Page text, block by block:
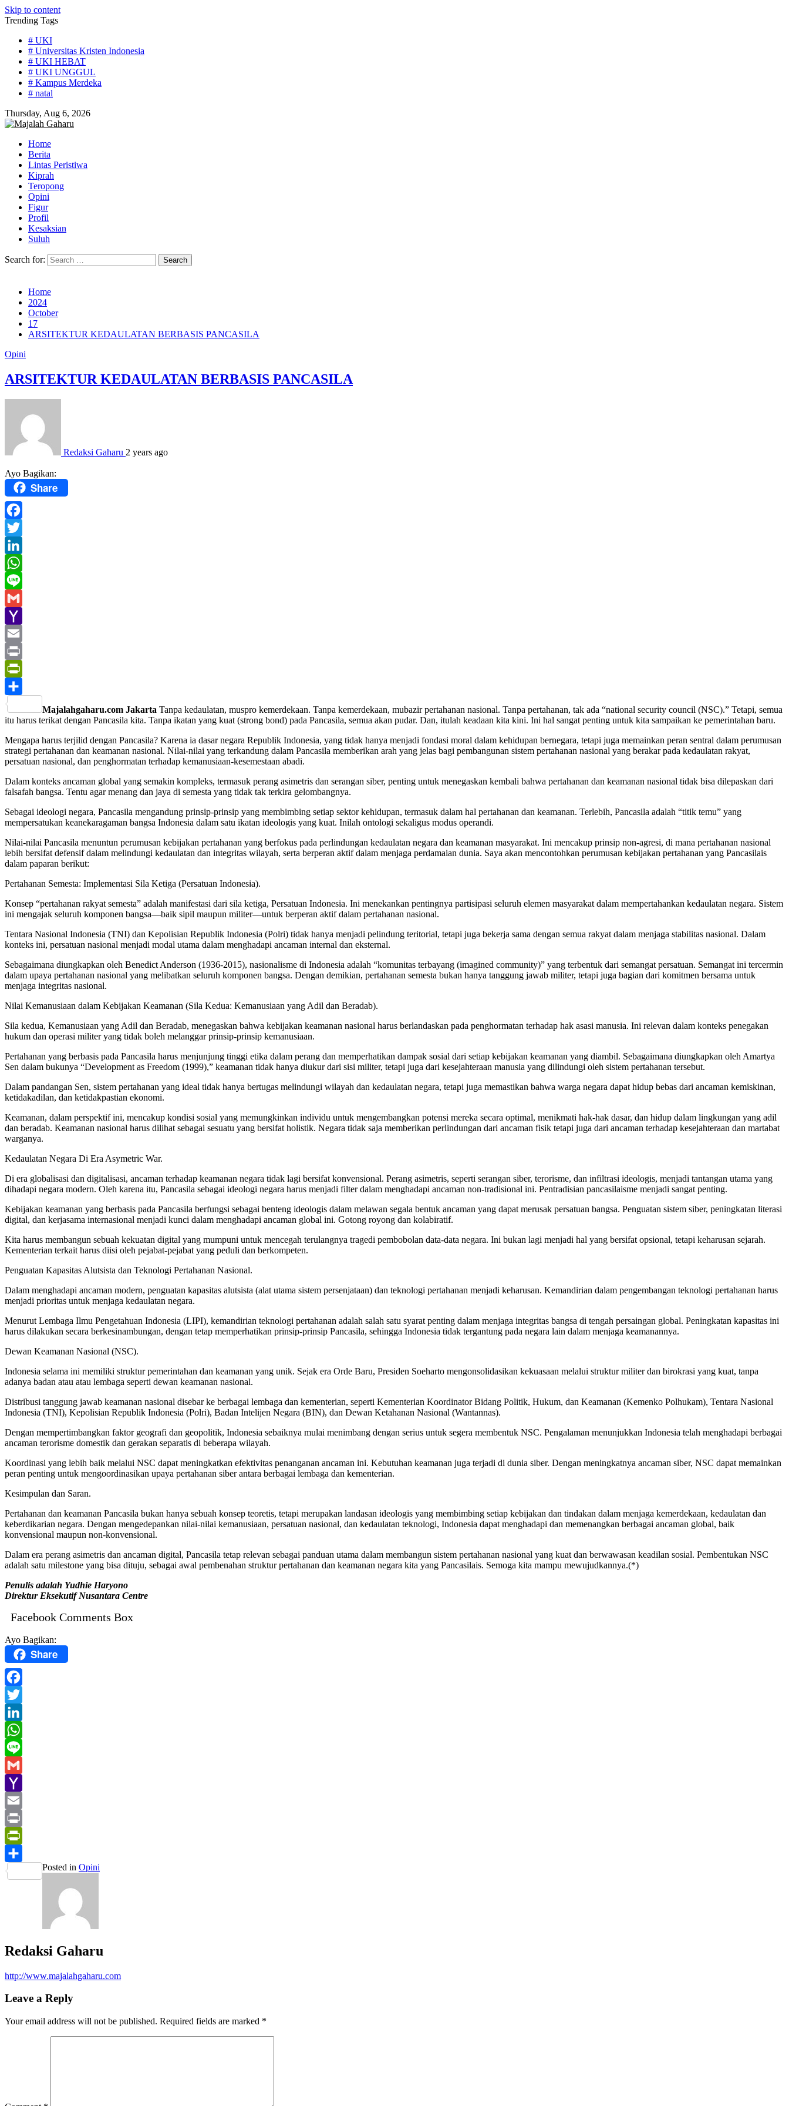
Skip to content
Trending Tags
# UKI
# Universitas Kristen Indonesia
# UKI HEBAT
# UKI UNGGUL
# Kampus Merdeka
# natal
Thursday, Aug 6, 2026
Home
Berita
Lintas Peristiwa
Kiprah
Teropong
Opini
Figur
Profil
Kesaksian
Suluh
Search for:
Home
2024
October
17
ARSITEKTUR KEDAULATAN BERBASIS PANCASILA
Opini
ARSITEKTUR KEDAULATAN BERBASIS PANCASILA
Redaksi Gaharu 2 years ago
Ayo Bagikan:
Share
Facebook
Twitter
LinkedIn
WhatsApp
Line
Gmail
Yahoo
Mail
Email
Print
PrintFriendly
Share
Majalahgaharu.com Jakarta Tanpa kedaulatan, muspro kemerdekaan. Tanpa kemerdekaan, mubazir pertahanan nasional. Tanpa pertahanan, tak ada “national security council (NSC).” Tetapi, semua
itu harus terikat dengan Pancasila kita. Tanpa ikatan yang kuat (strong bond) pada Pancasila, semua akan pudar. Dan, itulah keadaan kita kini. Ini hal sangat penting untuk kita sampaikan ke pemerintahan baru.
Mengapa harus terjilid dengan Pancasila? Karena ia dasar negara Republik Indonesia, yang tidak hanya menjadi fondasi moral dalam kehidupan bernegara, tetapi juga memainkan peran sentral dalam perumusan
strategi pertahanan dan keamanan nasional. Nilai-nilai yang terkandung dalam Pancasila memberikan arah yang jelas bagi pembangunan sistem pertahanan nasional yang berakar pada kedaulatan rakyat,
persatuan nasional, dan penghormatan terhadap kemanusiaan-kesemestaan abadi.
Dalam konteks ancaman global yang semakin kompleks, termasuk perang asimetris dan serangan siber, penting untuk menegaskan kembali bahwa pertahanan dan keamanan nasional tidak bisa dilepaskan dari
falsafah bangsa. Tentu agar menang dan jaya di semesta yang tidak tak terkira gelombangnya.
Sebagai ideologi negara, Pancasila mengandung prinsip-prinsip yang membimbing setiap sektor kehidupan, termasuk dalam hal pertahanan dan keamanan. Terlebih, Pancasila adalah “titik temu” yang
mempersatukan keanekaragaman bangsa Indonesia dalam satu ikatan ideologis yang kuat. Inilah ontologi sekaligus modus operandi.
Nilai-nilai Pancasila menuntun perumusan kebijakan pertahanan yang berfokus pada perlindungan kedaulatan negara dan keamanan masyarakat. Ini mencakup prinsip non-agresi, di mana pertahanan nasional
lebih bersifat defensif dalam melindungi kedaulatan dan integritas wilayah, serta berperan aktif dalam menjaga perdamaian dunia. Saya akan mencontohkan perumusan kebijakan pertahanan yang Pancasilais
dalam paparan berikut:
Pertahanan Semesta: Implementasi Sila Ketiga (Persatuan Indonesia).
Konsep “pertahanan rakyat semesta” adalah manifestasi dari sila ketiga, Persatuan Indonesia. Ini menekankan pentingnya partisipasi seluruh elemen masyarakat dalam mempertahankan kedaulatan negara. Sistem
ini mengajak seluruh komponen bangsa—baik sipil maupun militer—untuk berperan aktif dalam pertahanan nasional.
Tentara Nasional Indonesia (TNI) dan Kepolisian Republik Indonesia (Polri) tidak hanya menjadi pelindung teritorial, tetapi juga bekerja sama dengan semua rakyat dalam menjaga stabilitas nasional. Dalam
konteks ini, persatuan nasional menjadi modal utama dalam menghadapi ancaman internal dan eksternal.
Sebagaimana diungkapkan oleh Benedict Anderson (1936-2015), nasionalisme di Indonesia adalah “komunitas terbayang (imagined community)” yang terbentuk dari semangat persatuan. Semangat ini tercermin
dalam upaya pertahanan nasional yang melibatkan seluruh komponen bangsa. Dengan demikian, pertahanan semesta bukan hanya tanggung jawab militer, tetapi juga bagian dari komitmen bersama untuk
menjaga integritas nasional.
Nilai Kemanusiaan dalam Kebijakan Keamanan (Sila Kedua: Kemanusiaan yang Adil dan Beradab).
Sila kedua, Kemanusiaan yang Adil dan Beradab, menegaskan bahwa kebijakan keamanan nasional harus berlandaskan pada penghormatan terhadap hak asasi manusia. Ini relevan dalam konteks penegakan
hukum dan operasi militer yang tidak boleh melanggar prinsip-prinsip kemanusiaan.
Pertahanan yang berbasis pada Pancasila harus menjunjung tinggi etika dalam perang dan memperhatikan dampak sosial dari setiap kebijakan keamanan yang diambil. Sebagaimana diungkapkan oleh Amartya
Sen dalam bukunya “Development as Freedom (1999),” keamanan tidak hanya diukur dari sisi militer, tetapi juga dari kesejahteraan manusia yang dilindungi oleh sistem pertahanan tersebut.
Dalam pandangan Sen, sistem pertahanan yang ideal tidak hanya bertugas melindungi wilayah dan kedaulatan negara, tetapi juga memastikan bahwa warga negara dapat hidup bebas dari ancaman kemiskinan,
ketidakadilan, dan ketidakpastian ekonomi.
Keamanan, dalam perspektif ini, mencakup kondisi sosial yang memungkinkan individu untuk mengembangkan potensi mereka secara optimal, menikmati hak-hak dasar, dan hidup dalam lingkungan yang adil
dan beradab. Keamanan nasional harus dilihat sebagai sesuatu yang bersifat holistik. Negara tidak saja memberikan perlindungan dari ancaman fisik tetapi juga dari ancaman terhadap kesejahteraan dan martabat
warganya.
Kedaulatan Negara Di Era Asymetric War.
Di era globalisasi dan digitalisasi, ancaman terhadap keamanan negara tidak lagi bersifat konvensional. Perang asimetris, seperti serangan siber, terorisme, dan infiltrasi ideologis, menjadi tantangan utama yang
dihadapi negara modern. Oleh karena itu, Pancasila sebagai ideologi negara harus menjadi filter dalam menghadapi ancaman non-tradisional ini. Pentradisian pancasilaisme menjadi sangat penting.
Kebijakan keamanan yang berbasis pada Pancasila berfungsi sebagai benteng ideologis dalam melawan segala bentuk ancaman yang dapat merusak persatuan bangsa. Penguatan sistem siber, peningkatan literasi
digital, dan kerjasama internasional menjadi kunci dalam menghadapi ancaman global ini. Gotong royong dan kolabiratif.
Kita harus membangun sebuah kekuatan digital yang mumpuni untuk mencegah terulangnya tragedi pembobolan data-data negara. Ini bukan lagi menjadi hal yang bersifat opsional, tetapi keharusan sejarah.
Kementerian terkait harus diisi oleh pejabat-pejabat yang peduli dan berkompeten.
Penguatan Kapasitas Alutsista dan Teknologi Pertahanan Nasional.
Dalam menghadapi ancaman modern, penguatan kapasitas alutsista (alat utama sistem persenjataan) dan teknologi pertahanan menjadi keharusan. Kemandirian dalam pengembangan teknologi pertahanan harus
menjadi prioritas untuk menjaga kedaulatan negara.
Menurut Lembaga Ilmu Pengetahuan Indonesia (LIPI), kemandirian teknologi pertahanan adalah salah satu syarat penting dalam menjaga integritas bangsa di tengah persaingan global. Peningkatan kapasitas ini
harus dilakukan secara berkesinambungan, dengan tetap memperhatikan prinsip-prinsip Pancasila, sehingga Indonesia tidak tergantung pada negara lain dalam menjaga keamanannya.
Dewan Keamanan Nasional (NSC).
Indonesia selama ini memiliki struktur pemerintahan dan keamanan yang unik. Sejak era Orde Baru, Presiden Soeharto mengonsolidasikan kekuasaan melalui struktur militer dan birokrasi yang kuat, tanpa
adanya badan atau atau lembaga seperti dewan keamanan nasional.
Distribusi tanggung jawab keamanan nasional disebar ke berbagai lembaga dan kementerian, seperti Kementerian Koordinator Bidang Politik, Hukum, dan Keamanan (Kemenko Polhukam), Tentara Nasional
Indonesia (TNI), Kepolisian Republik Indonesia (Polri), Badan Intelijen Negara (BIN), dan Dewan Ketahanan Nasional (Wantannas).
Dengan mempertimbangkan faktor geografi dan geopolitik, Indonesia sebaiknya mulai menimbang dengan serius untuk segera membentuk NSC. Pengalaman menunjukkan Indonesia telah menghadapi berbagai
ancaman terorisme domestik dan gerakan separatis di beberapa wilayah.
Koordinasi yang lebih baik melalui NSC dapat meningkatkan efektivitas penanganan ancaman ini. Kebutuhan keamanan juga terjadi di dunia siber. Dengan meningkatnya ancaman siber, NSC dapat memainkan
peran penting untuk mengoordinasikan upaya pertahanan siber antara berbagai lembaga dan kementerian.
Kesimpulan dan Saran.
Pertahanan dan keamanan Pancasila bukan hanya sebuah konsep teoretis, tetapi merupakan landasan ideologis yang membimbing setiap kebijakan dan tindakan dalam menjaga kemerdekaan, kedaulatan dan
keberdikarian negara. Dengan mengedepankan nilai-nilai kemanusiaan, persatuan nasional, dan kedaulatan teknologi, Indonesia dapat menghadapi dan memenangkan berbagai ancaman global, baik
konvensional maupun non-konvensional.
Dalam era perang asimetris dan ancaman digital, Pancasila tetap relevan sebagai panduan utama dalam membangun sistem pertahanan nasional yang kuat dan berwawasan keadilan sosial. Pembentukan NSC
adalah satu milestone yang bisa dituju, sebagai awal pembenahan struktur pertahanan dan keamanan negara kita yang Pancasilais. Semoga kita mampu mewujudkannya.(*)
Penulis adalah Yudhie Haryono
Direktur Eksekutif Nusantara Centre
Facebook Comments Box
Ayo Bagikan:
Share
Facebook
Twitter
LinkedIn
WhatsApp
Line
Gmail
Yahoo
Mail
Email
Print
PrintFriendly
Share
Posted in Opini
Redaksi Gaharu
http://www.majalahgaharu.com
Leave a Reply
Your email address will not be published. Required fields are marked *